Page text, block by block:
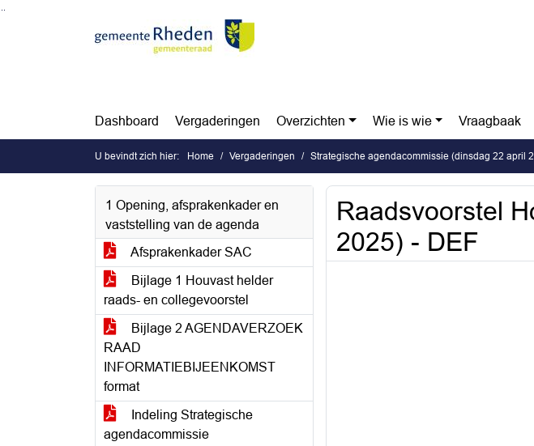
Dashboard Vergaderingen Overzichten Wie is wie Vraagbaak
U bevindt zich hier: Home Vergaderingen Strategische agendacommissie (dinsdag 22 april
1 Opening, afsprakenkader en
vaststelling van de agenda
Afsprakenkader SAC
Bijlage 1 Houvast helder
raads- en collegevoorstel
Bijlage 2 AGENDAVERZOEK
RAAD
INFORMATIEBIJEENKOMST
format
Indeling Strategische
agendacommissie
Raadsvoorstel
2025) - DEF